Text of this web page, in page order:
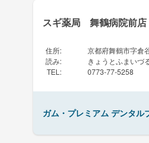
スギ薬局 舞鶴病院前店
住所:
京都府舞鶴市字倉
読み:
きょうとふまいづ
TEL : 0773-77-5258
ガム・プレミアム デンタル